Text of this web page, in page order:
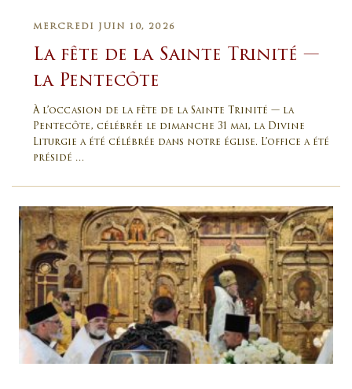
MERCREDI JUIN 10, 2026
La fête de la Sainte Trinité —
la Pentecôte
À l’occasion de la fête de la Sainte Trinité — la
Pentecôte, célébrée le dimanche 31 mai, la Divine
Liturgie a été célébrée dans notre église. L’office a été
présidé …